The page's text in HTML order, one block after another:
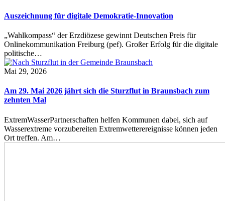
Auszeichnung für digitale Demokratie-Innovation
„Wahlkompass“ der Erzdiözese gewinnt Deutschen Preis für
Onlinekommunikation Freiburg (pef). Großer Erfolg für die digitale
politische…
Mai 29, 2026
Am 29. Mai 2026 jährt sich die Sturzflut in Braunsbach zum
zehnten Mal
ExtremWasserPartnerschaften helfen Kommunen dabei, sich auf
Wasserextreme vorzubereiten Extremwetterereignisse können jeden
Ort treffen. Am…